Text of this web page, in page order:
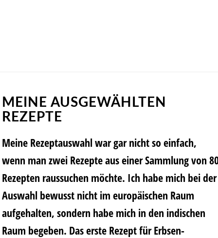
MEINE AUSGEWÄHLTEN
REZEPTE
Meine Rezeptauswahl war gar nicht so einfach,
wenn man zwei Rezepte aus einer Sammlung von
Rezepten raussuchen möchte. Ich habe mich bei der
Auswahl bewusst nicht im europäischen Raum
aufgehalten, sondern habe mich in den indischen
Raum begeben. Das erste Rezept für Erbsen-